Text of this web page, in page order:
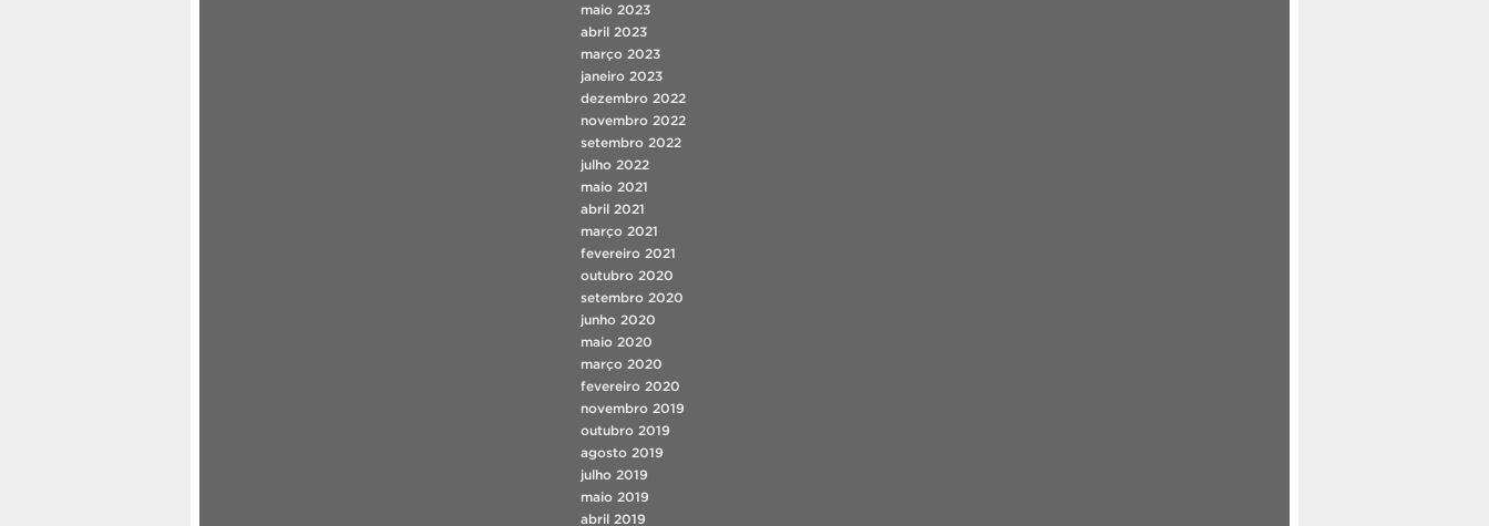
maio 2023
abril 2023
março 2023
janeiro 2023
dezembro 2022
novembro 2022
setembro 2022
julho 2022
maio 2021
abril 2021
março 2021
fevereiro 2021
outubro 2020
setembro 2020
junho 2020
maio 2020
março 2020
fevereiro 2020
novembro 2019
outubro 2019
agosto 2019
julho 2019
maio 2019
abril 2019